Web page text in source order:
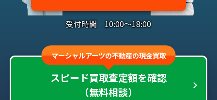
受付時間 10:00～18:00
マーシャルアーツの不動産の現金買取
スピード買取査定額を確認
（無料相談）